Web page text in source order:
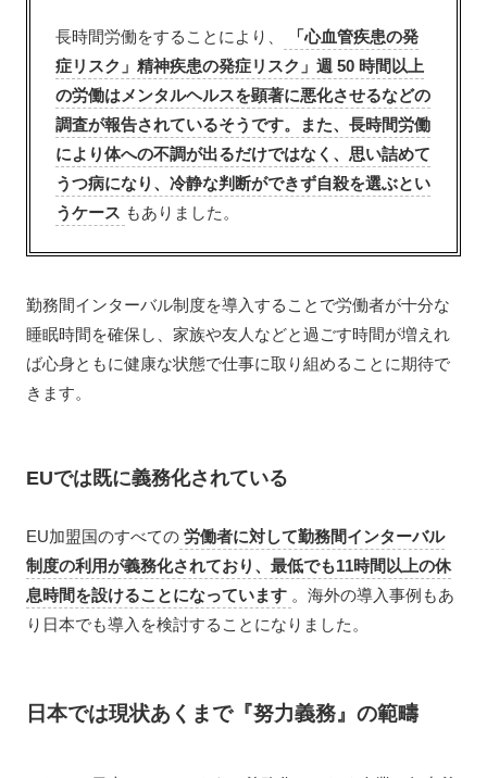
長時間労働をすることにより、
「心血管疾患の発
症リスク」精神疾患の発症リスク」週 50 時間以上
の労働はメンタルヘルスを顕著に悪化させるなどの
調査が報告されているそうです。また、長時間労働
により体への不調が出るだけではなく、思い詰めて
うつ病になり、冷静な判断ができず自殺を選ぶとい
うケース もありました。
勤務間インターバル制度を導入することで労働者が十分な
睡眠時間を確保し、家族や友人などと過ごす時間が増えれ
ば心身ともに健康な状態で仕事に取り組めることに期待で
きます。
EUでは既に義務化されている
EU加盟国のすべての 労働者に対して勤務間インターバル
制度の利用が義務化されており、最低でも11時間以上の休
息時間を設けることになっています 。海外の導入事例もあ
り日本でも導入を検討することになりました。
日本では現状あくまで『努力義務』の範疇